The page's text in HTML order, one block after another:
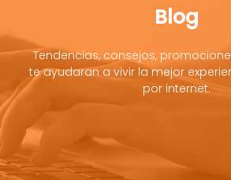
Blog
Tendencias, consejos,
te ayudaran a vivir la mejor
por internet.